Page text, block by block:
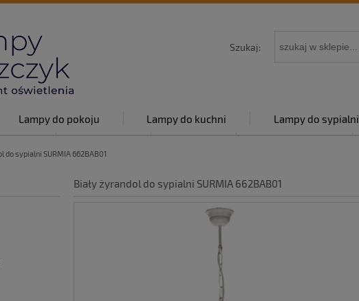
Szukaj:
Lampy do pokoju Lampy do kuchni Lampy do sypialni
do sypialni SURMIA 662BAB01
Biały żyrandol do sypialni SURMIA 662BAB01